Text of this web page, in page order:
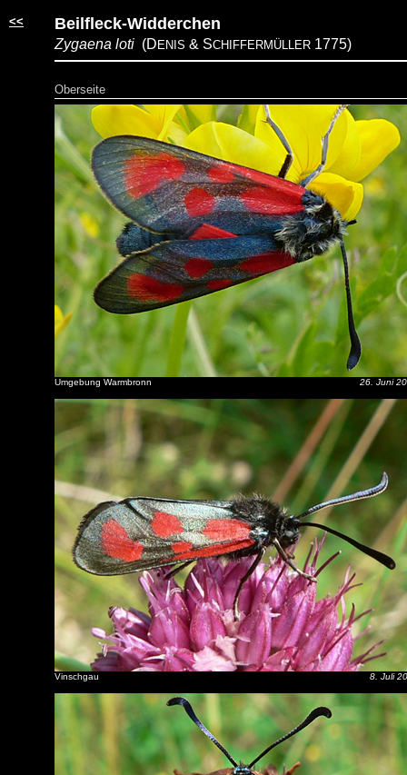
<< Beilfleck-Widderchen
Zygaena loti (D ENIS & SCHIFFERMÜLLER 1775)
Oberseite
Umgebung Warmbronn 26. Juni
Vinschgau 8. Juli